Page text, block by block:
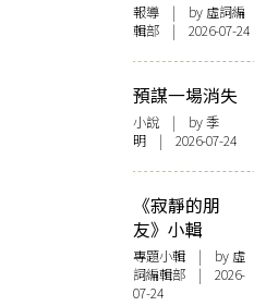
報導 | by 虛詞編
輯部 | 2026-07-24
預謀一場消失
小說 | by 季
明 | 2026-07-24
《寂靜的朋
友》小輯
專題小輯 | by 虛
詞編輯部 | 2026-
07-24